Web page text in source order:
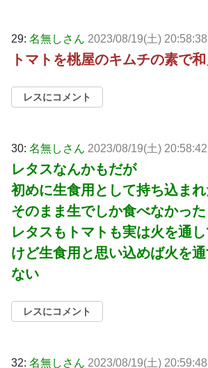
29: 名無しさん 2023/08/19(土)
トマトを桃屋のキムチの素で
レスにコメント
30: 名無しさん 2023/08/19(土)
レタスなんかもだが
初めに生食用として持ち込ま
そのまま生でしか食べなかった
レタスもトマトも実は火を通
けど生食用と思い込めば火を
ない
レスにコメント
32: 名無しさん 2023/08/19(土)